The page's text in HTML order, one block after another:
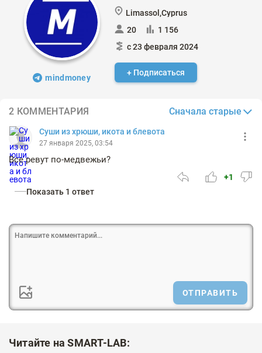
mindmoney
Limassol,Cyprus
20
1 156
с 23 февраля 2024
+ Подписаться
2 КОММЕНТАРИЯ Сначала старые
Суши из хрюши, икота и блевота
27 января 2025, 03:54
Все ревут по-медвежьи?
+1
Показать 1 ответ
ОТПРАВИТЬ
Читайте на SMART-LAB: